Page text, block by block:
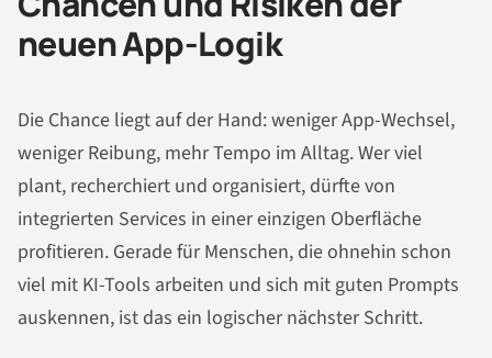
neuen App-Logik
Die Chance liegt auf der Hand: weniger App-Wechsel,
weniger Reibung, mehr Tempo im Alltag. Wer viel
plant, recherchiert und organisiert, dürfte von
integrierten Services in einer einzigen Oberfläche
profitieren. Gerade für Menschen, die ohnehin schon
viel mit KI-Tools arbeiten und sich mit guten Prompts
auskennen, ist das ein logischer nächster Schritt.